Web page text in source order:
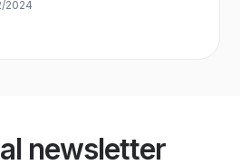
2024
newsletter